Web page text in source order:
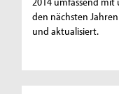
den nächsten
und aktualisiert.